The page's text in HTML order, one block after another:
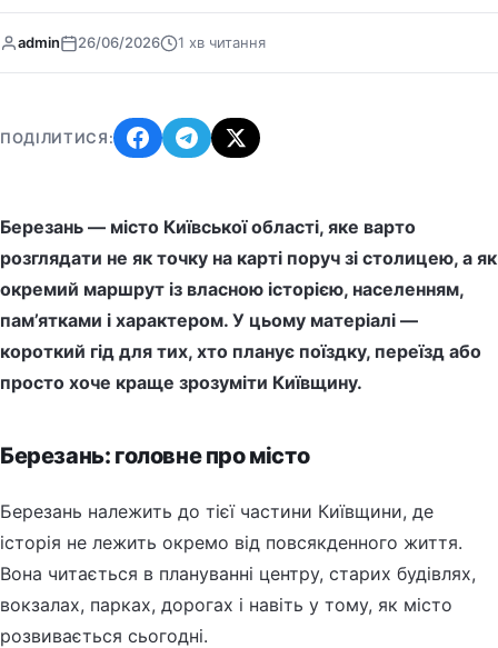
admin 26/06/2026 1 хв читання
ПОДІЛИТИСЯ:
Березань — місто Київської області, яке варто
розглядати не як точку на карті поруч зі столицею, а як
окремий маршрут із власною історією, населенням,
пам’ятками і характером. У цьому матеріалі —
короткий гід для тих, хто планує поїздку, переїзд або
просто хоче краще зрозуміти Київщину.
Березань: головне про місто
Березань належить до тієї частини Київщини, де
історія не лежить окремо від повсякденного життя.
Вона читається в плануванні центру, старих будівлях,
вокзалах, парках, дорогах і навіть у тому, як місто
розвивається сьогодні.